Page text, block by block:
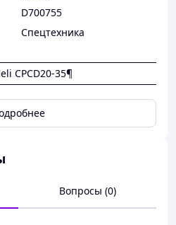
D700755
Спецтехника
CPCD20-35¶
Вопросы (0)